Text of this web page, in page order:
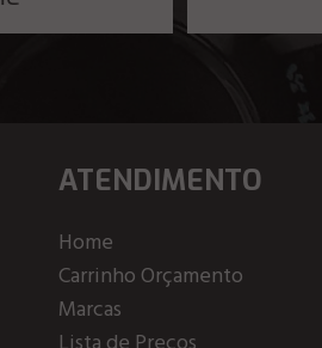
ATENDIMENTO
Home
Carrinho Orçamento
Marcas